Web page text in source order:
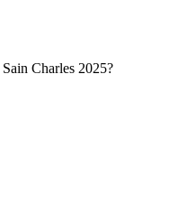
Charles 2025?